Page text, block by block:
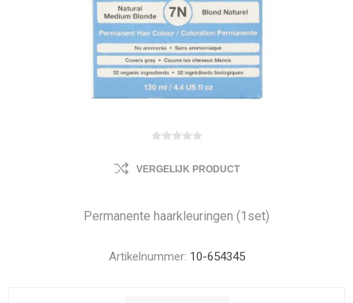
VERGELIJK PRODUCT
Permanente haarkleuringen (1set)
Artikelnummer: 10-654345